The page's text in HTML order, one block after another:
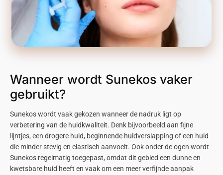
Wanneer wordt Sunekos vaker
gebruikt?
Sunekoswordt vaak gekozen wanneer de nadruk ligt op
verbetering van de huidkwaliteit. Denk bijvoorbeeld aan fijne
lijntjes, een drogere huid, beginnende huidverslapping of een huid
die minder stevig en elastisch aanvoelt. Ook onder de ogen wordt
Sunekos regelmatig toegepast, omdat dit gebied een dunne en
kwetsbare huid heeft en vaak om een meer verfijnde aanpak